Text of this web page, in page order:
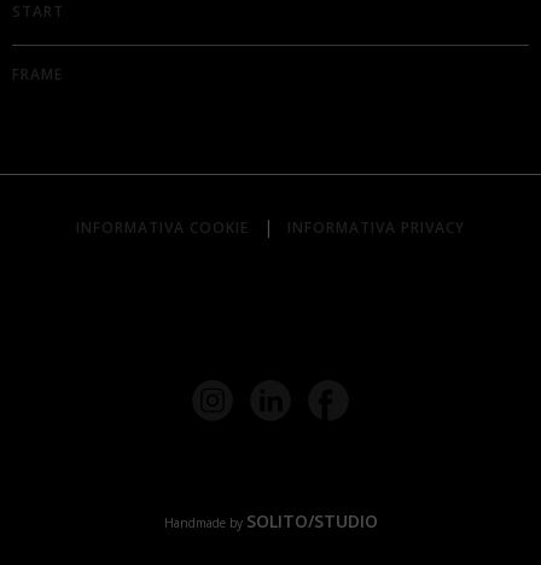
START
FRAME
INFORMATIVA COOKIE | INFORMATIVA PRIVACY
Handmade by SOLITO/STUDIO